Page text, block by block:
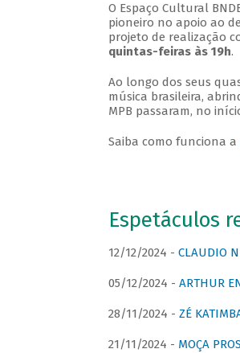
O Espaço Cultural
pioneiro no apoio ao
projeto de realização
quintas-feiras às 19h.
Ao longo dos seus
música brasileira,
MPB passaram, no
Saiba como funciona a
Espetáculos
12/12/2024 - CLAUDIO
05/12/2024 - ARTHUR
28/11/2024 - ZÉ
21/11/2024 - MOÇA